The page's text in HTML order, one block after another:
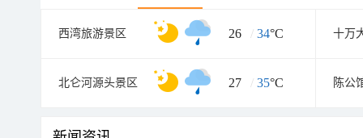
西湾旅游景区 26 / 34°C
北仑河源头景区 27 / 35°C 陈公